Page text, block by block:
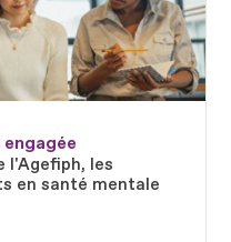
l'Agefiph, les
en santé mentale